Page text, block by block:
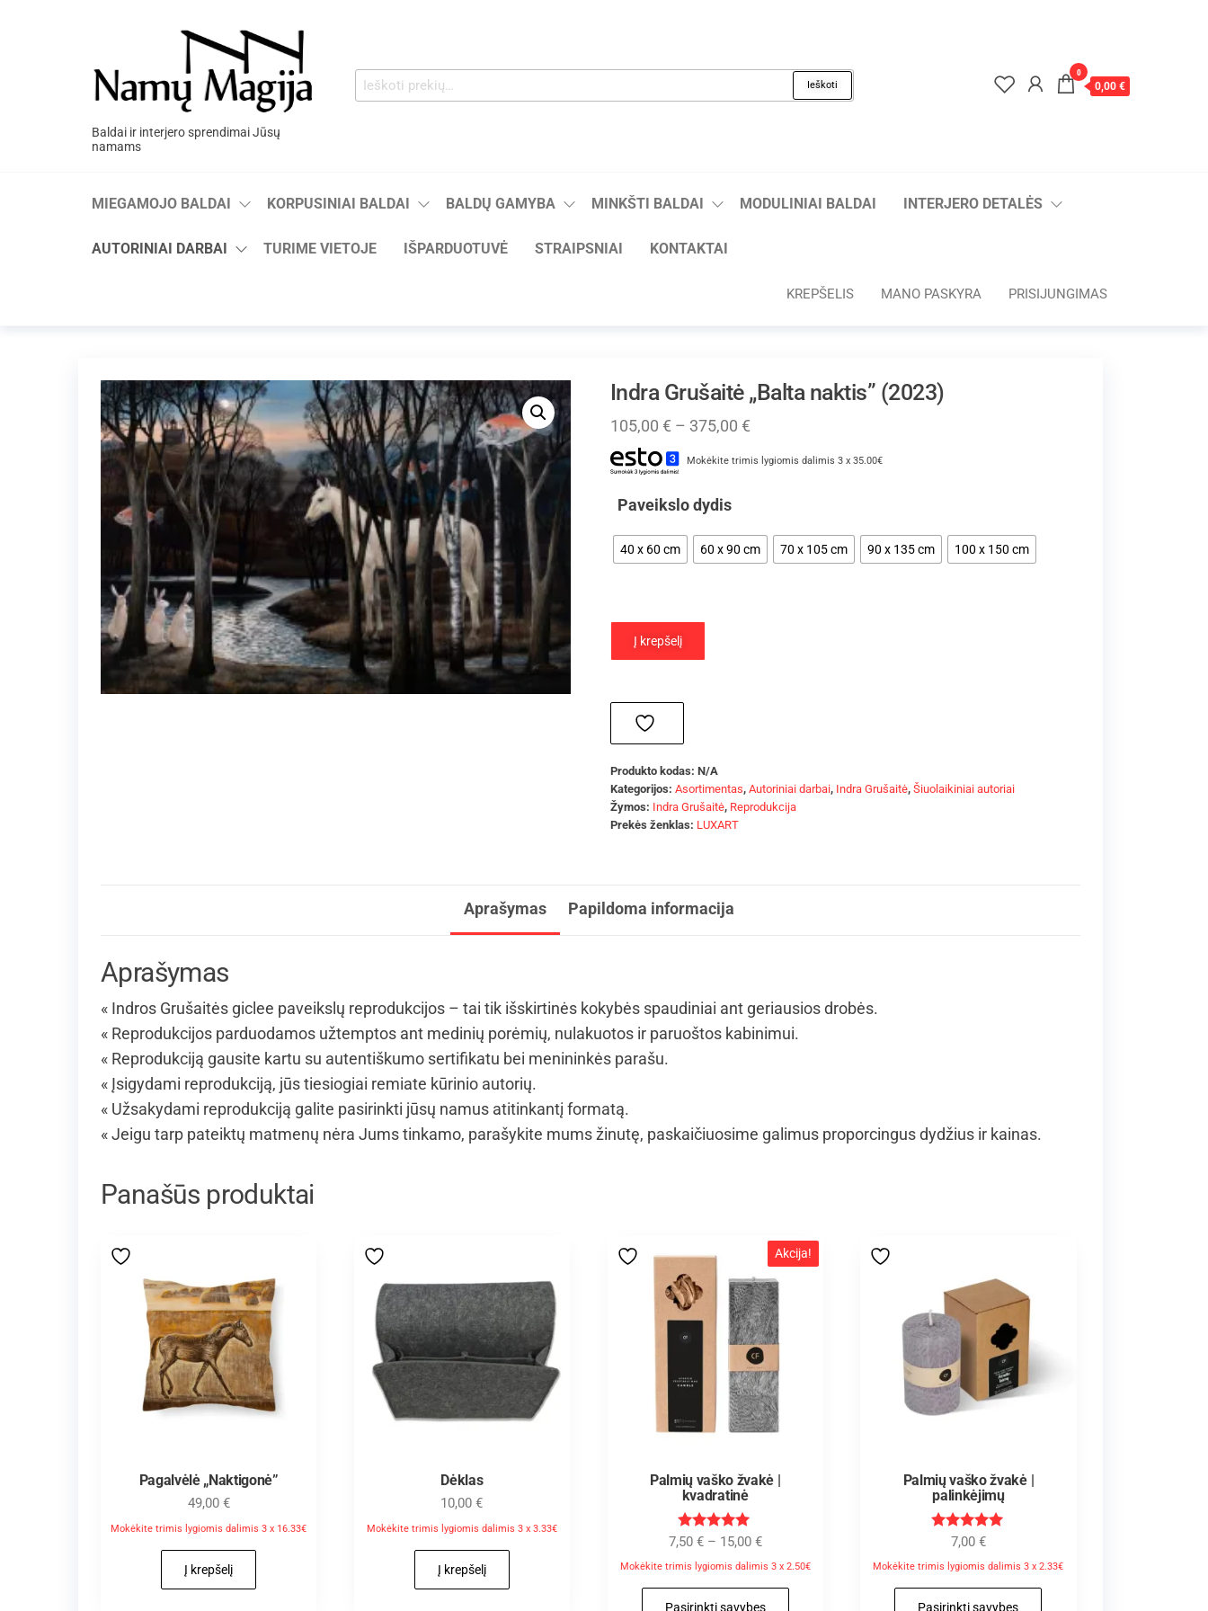
Baldai ir interjero sprendimai Jūsų
namams
Ieškoti
0
0,00 €
MIEGAMOJO BALDAI KORPUSINIAI BALDAI BALDŲ GAMYBA MINKŠTI BALDAI MODULINIAI BALDAI INTERJERO DETALĖS
AUTORINIAI DARBAI TURIME VIETOJE IŠPARDUOTUVĖ STRAIPSNIAI KONTAKTAI
KREPŠELIS MANO PASKYRA PRISIJUNGIMAS
Indra Grušaitė „Balta naktis” (2023)
105,00 € – 375,00 €
Mokėkite trimis lygiomis dalimis 3 x 35.00€
Paveikslo dydis
40 x 60 cm 60 x 90 cm 70 x 105 cm 90 x 135 cm 100 x 150 cm
Į krepšelį
Produkto kodas: N/A
Kategorijos: Asortimentas, Autoriniai darbai, Indra Grušaitė, Šiuolaikiniai autoriai
Žymos: Indra Grušaitė, Reprodukcija
Prekės ženklas: LUXART
Aprašymas Papildoma informacija
Aprašymas
« Indros Grušaitės giclee paveikslų reprodukcijos – tai tik išskirtinės kokybės spaudiniai ant geriausios drobės.
« Reprodukcijos parduodamos užtemptos ant medinių porėmių, nulakuotos ir paruoštos kabinimui.
« Reprodukciją gausite kartu su autentiškumo sertifikatu bei menininkės parašu.
« Įsigydami reprodukciją, jūs tiesiogiai remiate kūrinio autorių.
« Užsakydami reprodukciją galite pasirinkti jūsų namus atitinkantį formatą.
« Jeigu tarp pateiktų matmenų nėra Jums tinkamo, parašykite mums žinutę, paskaičiuosime galimus proporcingus dydžius ir kainas.
Panašūs produktai
Pagalvėlė „Naktigonė”
49,00 €
Mokėkite trimis lygiomis dalimis 3 x 16.33€
Į krepšelį
Dėklas
10,00€
Mokėkite trimis lygiomis dalimis 3 x 3.33€
Į krepšelį
Akcija!
Palmių vaško žvakė |
kvadratinė
Įvertinimas
5.00
7,50 € – 15,00 €
Mokėkite trimis lygiomis dalimis 3 x 2.50€
Pasirinkti savybes
Palmių vaško žvakė |
palinkėjimų
Įvertinimas
5.00
7,00 €
Mokėkite trimis lygiomis dalimis 3 x 2.33€
Pasirinkti savybes